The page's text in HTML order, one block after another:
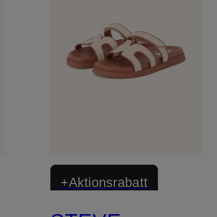
+Aktionsrabatt